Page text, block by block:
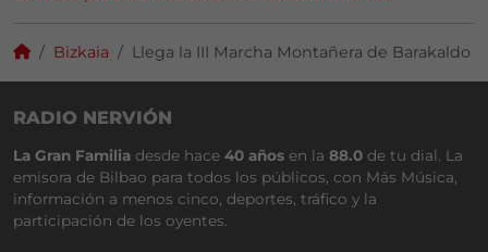
Bizkaia Llega la III Marcha Montañera de Barakaldo
RADIO NERVIÓN
La Gran Familia desde hace 40 años en la 88.0 de tu dial. La
emisora de Bilbao para todos los públicos, con Más Música,
información a menos cinco, deportes, tráfico y la
participación de los oyentes.